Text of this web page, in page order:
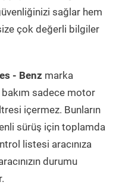
sağlar hem
çok değerli bilgiler
- Benz marka
bakım sadece motor
içermez. Bunların
sürüş için toplamda
listesi aracınıza
durumu